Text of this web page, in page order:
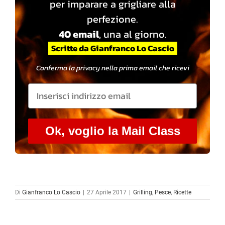
per imparare a grigliare alla
perfezione.
40 email, una al giorno.
Scritte da Gianfranco Lo Cascio
Conferma la privacy nella prima email che ricevi
Ok, voglio la Mail Class
Di Gianfranco Lo Cascio | 27 Aprile 2017 | Grilling, Pesce, Ricette